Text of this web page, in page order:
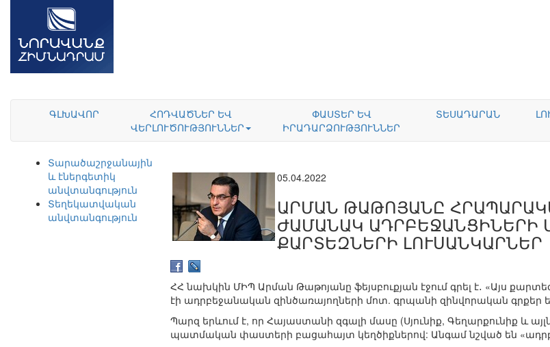
ԳԼԽԱՎՈՐ
ՀՈԴՎԱԾՆԵՐ ԵՎ
ՎԵՐԼՈՒԾՈՒԹՅՈՒՆՆԵՐ
ՓԱՍՏԵՐ ԵՎ
ԻՐԱԴԱՐՁՈՒԹՅՈՒՆՆԵՐ
ՏԵՍԱԴԱՐԱՆ
Տարածաշրջանային
և էներգետիկ
անվտանգություն
Տեղեկատվական
անվտանգություն
05.04.2022
ԱՐՄԱՆ ԹԱԹՈՅԱՆԸ
ԺԱՄԱՆԱԿ ԱԴՐԲԵՋԱՆՑԻՆԵՐԻ
ՔԱՐՏԵԶՆԵՐԻ ԼՈՒՍԱՆԿԱՐՆԵՐ
ՀՀ նախկին ՄԻՊ Արման Թաթոյանը ֆեյսբուքյան էջում գրել է․ «Այս
էի ադրբեջանական զինծառայողների մոտ. գրպանի զինվորական գրքեր
Պարզ երևում է, որ Հայաստանի զգալի մասը (Սյունիք, Գեղարքունիք և
պատմական փաստերի բացահայտ կեղծիքներով: Անգամ նշված են